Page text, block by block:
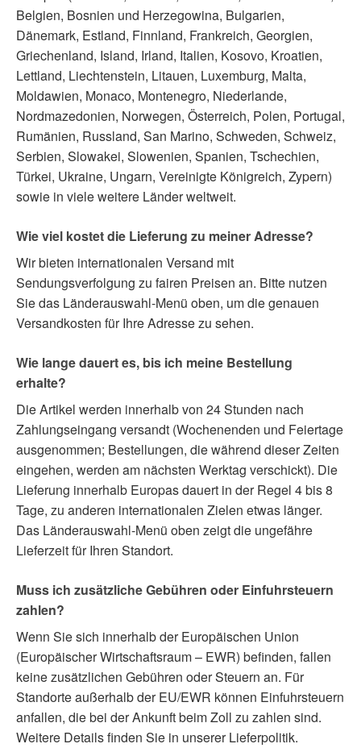
Belgien, Bosnien und Herzegowina, Bulgarien,
Dänemark, Estland, Finnland, Frankreich, Georgien,
Griechenland, Island, Irland, Italien, Kosovo, Kroatien,
Lettland, Liechtenstein, Litauen, Luxemburg, Malta,
Moldawien, Monaco, Montenegro, Niederlande,
Nordmazedonien, Norwegen, Österreich, Polen, Portugal,
Rumänien, Russland, San Marino, Schweden, Schweiz,
Serbien, Slowakei, Slowenien, Spanien, Tschechien,
Türkei, Ukraine, Ungarn, Vereinigte Königreich, Zypern)
sowie in viele weitere Länder weltweit.
Wie viel kostet die Lieferung zu meiner Adresse?
Wir bieten internationalen Versand mit
Sendungsverfolgung zu fairen Preisen an. Bitte nutzen
Sie das Länderauswahl-Menü oben, um die genauen
Versandkosten für Ihre Adresse zu sehen.
Wie lange dauert es, bis ich meine Bestellung
erhalte?
Die Artikel werden innerhalb von 24 Stunden nach
Zahlungseingang versandt (Wochenenden und Feiertage
ausgenommen; Bestellungen, die während dieser Zeiten
eingehen, werden am nächsten Werktag verschickt). Die
Lieferung innerhalb Europas dauert in der Regel 4 bis 8
Tage, zu anderen internationalen Zielen etwas länger.
Das Länderauswahl-Menü oben zeigt die ungefähre
Lieferzeit für Ihren Standort.
Muss ich zusätzliche Gebühren oder Einfuhrsteuern
zahlen?
Wenn Sie sich innerhalb der Europäischen Union
(Europäischer Wirtschaftsraum – EWR) befinden, fallen
keine zusätzlichen Gebühren oder Steuern an. Für
Standorte außerhalb der EU/EWR können Einfuhrsteuern
anfallen, die bei der Ankunft beim Zoll zu zahlen sind.
Weitere Details finden Sie in unserer Lieferpolitik.